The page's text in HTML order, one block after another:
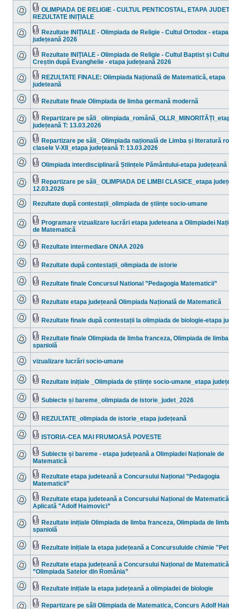
sunt
mesaje
necitite
Nu
sunt
mesaje
necitite
Fişier(e)
ataşat(e)
OLIMPIADA DE RELIGIE - CULTUL PENTICOSTAL, ETAPA
REZULTATE INIȚIALE
Nu
sunt
mesaje
necitite
Fişier(e)
ataşat(e)
Rezultate INIȚIALE - Olimpiada de Religie - Cultul Ortodox - etapa
județeană 2026
Nu
sunt
mesaje
necitite
Fişier(e)
ataşat(e)
Rezultate INIȚIALE - Olimpiada de Religie - Cultul Baptist și Cultul
Creștin după Evanghelie - etapa județeană 2026
Nu
sunt
mesaje
necitite
Fişier(e)
ataşat(e)
REZULTATE FINALE: Olimpiada Națională de Matematică, etapa
judeteană
sunt
mesaje
necitite
Rezultate finale Olimpiada de limba germană modernă
Nu
sunt
mesaje
necitite
Fişier(e)
ataşat(e)
Repartizare pe săli_
județeană T: 13.03.2026
Nu
sunt
mesaje
necitite
Fişier(e)
ataşat(e)
Repartizare pe săli_ Olimpiada națională de Limba și literatură
clasele V-XII_etapa județeană T: 13.03.2026
sunt
mesaje
necitite
Fişier(e)
Olimpiada interdisciplinară Științele Pământului-etapa județeană
Nu
sunt
mesaje
necitite
Fişier(e)
ataşat(e)
Repartizare pe săli_ OLIMPIADA DE LIMBI CLASICE_etapa
12.03.2026
sunt
mesaje
necitite
Rezultate după contestații_olimpiada de științe socio-umane
Nu
sunt
mesaje
necitite
Fişier(e)
ataşat(e)
Programare vizualizare lucrări etapa judeteana a Olimpiadei
de Matematică
sunt
mesaje
necitite
Rezultate intermediare ONAA 2026
sunt
mesaje
necitite
Rezultate după contestații_olimpiada de istorie
sunt
mesaje
necitite
Rezultate finale Concursul National ”Pedagogia Matematicii”
sunt
mesaje
necitite
Rezultate etapa județeană Olimpiada Națională de Matematică
sunt
mesaje
necitite
Rezultate finale după contestații la olimpiada de biologie-etapa
Nu
sunt
mesaje
necitite
Fişier(e)
ataşat(e)
Rezultate finale Olimpiada de limba franceza, Olimpiada de limba
spaniolă
sunt
mesaje
necitite
vizualizare lucrări socio-umane
sunt
mesaje
necitite
Rezultate inițiale _Olimpiada de științe socio-umane_etapa
sunt
mesaje
necitite
Subiecte și bareme_olimpiada de istorie_judet_2026
sunt
mesaje
necitite
REZULTATE_olimpiada de istorie_etapa județeană
sunt
mesaje
necitite
ISTORIA-CEA MAI FRUMOASĂ POVESTE
Nu
sunt
mesaje
necitite
Fişier(e)
ataşat(e)
Subiecte și bareme - etapa județeană a Olimpiadei Naționale de
Matematică
Nu
sunt
mesaje
necitite
Fişier(e)
ataşat(e)
Rezultate etapa judeteană a Concursului Național ”Pedagogia
Matematicii”
Nu
sunt
mesaje
necitite
Fişier(e)
ataşat(e)
Rezultate etapa judeteană a Concursului Național de Matematică
Aplicată ”Adolf Haimovici”
Nu
sunt
mesaje
necitite
Fişier(e)
ataşat(e)
Rezultate inițiale Olimpiada de limba franceza, Olimpiada de
spaniolă
sunt
mesaje
necitite
Rezultate inițiale la etapa județeană a Concursuluide chimie
sunt
mesaje
necitite
Fişier(e)
ataşat(e)
Rezultate etapa județeană a Concursului Național de Matematică
”Olimpiada Satelor din România”
sunt
mesaje
Rezultate inițiale la etapa județeană a olimpiadei de biologie
Repartizare pe săli Olimpiada de Matematica, Concurs Adolf